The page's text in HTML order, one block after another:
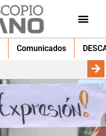
Comunicados